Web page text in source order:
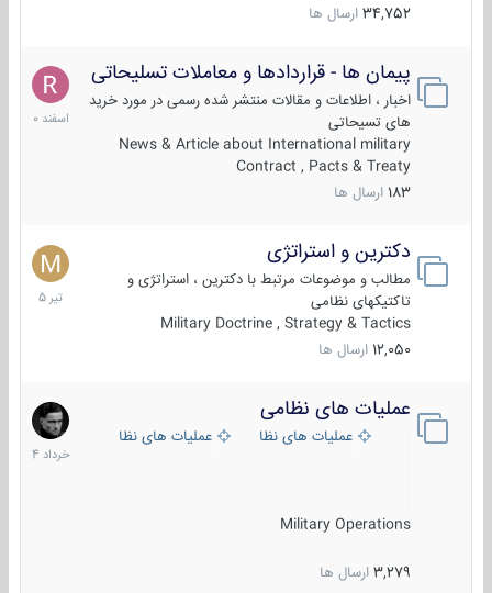
34,752 ارسال ها
پیمان ها - قراردادها و معاملات تسلیحاتی
اخبار ، اطلاعات و مقالات منتشر شده رسمی در مورد خرید
های تسیحاتی
News & Article about International military
Contract , Pacts & Treaty
183 ارسال ها
7
اسفند
1400
دکترین و استراتژی
مطالب و موضوعات مرتبط با دکترین ، استراتژی و
تاکتیکهای نظامی
Military Doctrine , Strategy & Tactics
12,050 ارسال ها
27
تیر
1405
عملیات های نظامی
عملیات های نظامی ایرانعملیات های نظامی خارجی
Military Operations
3,279 ارسال ها
5
خرداد
1404